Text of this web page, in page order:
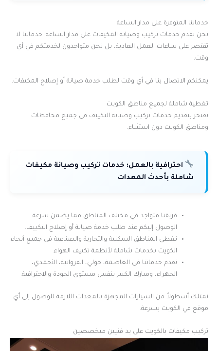
خدماتنا المتوفرة على مدار الساعة
نحن نقدم خدمات تركيب وصيانة المكيفات على مدار الساعة. خدماتنا لا
تقتصر على ساعات العمل العادية، بل نحن متواجدون لخدمتكم في أي
وقت.
يمكنكم الاتصال بنا في أي وقت لطلب خدمة صيانة أو إصلاح المكيفات.
تغطية شاملة لجميع مناطق الكويت
نفتخر بتقديم خدمات تركيب وصيانة التكييف في جميع محافظات
ومناطق الكويت دون استثناء.
احترافية بالعمل: خدمات تركيب وصيانة مكيفات
شاملة بأحدث المعدات
فريقنا متواجد في مختلف المناطق مما يضمن سرعة
الوصول إليكم عند طلب خدمة صيانة أو إصلاح التكييف.
نغطي المناطق السكنية والتجارية والصناعية في جميع أنحاء
الكويت بخدمات شاملة لأنظمة تكييف الهواء.
نقدم خدماتنا في العاصمة، حولي، الفروانية، الأحمدي،
الجهراء، ومبارك الكبير بنفس مستوى الجودة والاحترافية.
نمتلك أسطولاً من السيارات المجهزة بالمعدات اللازمة للوصول إلى أي
موقع في الكويت بسرعة.
تركيب مكيفات بالكويت على يد فنيين متخصصين